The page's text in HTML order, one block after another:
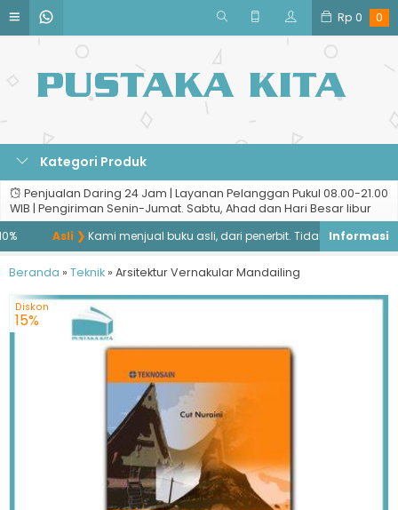
Rp 0 0
Kategori Produk
Penjualan Daring 24 Jam | Layanan Pelanggan Pukul 08.00-21.00
WIB | Pengiriman Senin-Jumat. Sabtu, Ahad dan Hari Besar libur
Asli ❯Kami menjual buku asli, dari penerbit. Tidak menjual buku
Beranda » Teknik » Arsitektur Vernakular Mandailing
Diskon
15%